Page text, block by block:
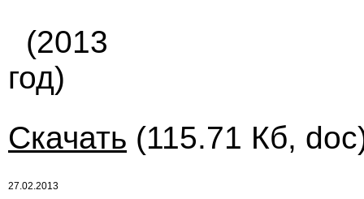
(2013
год)
Скачать (115.71 Кб,
27.02.2013